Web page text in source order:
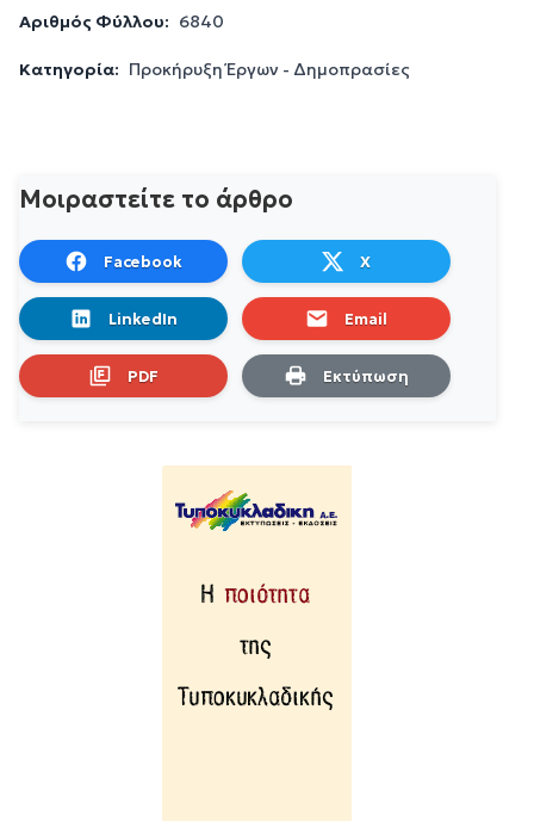
Αριθμός Φύλλου: 6840
Κατηγορία: Προκήρυξη Έργων - Δημοπρασίες
Μοιραστείτε το άρθρο
Facebook X
LinkedIn Email
PDF Εκτύπωση